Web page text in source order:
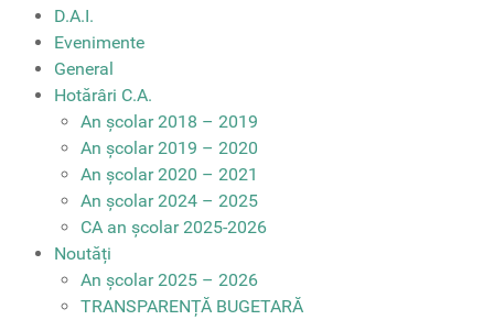
D.A.I.
Evenimente
General
Hotărâri C.A.
An școlar 2018 – 2019
An școlar 2019 – 2020
An școlar 2020 – 2021
An școlar 2024 – 2025
CA an școlar 2025-2026
Noutăți
An școlar 2025 – 2026
TRANSPARENȚĂ BUGETARĂ